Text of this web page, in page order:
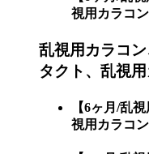
視用カラコ
乱視用カラコ
タクト、乱視
【6ヶ月/乱
視用カラコ